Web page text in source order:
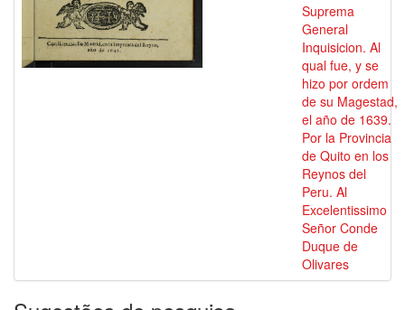
Suprema
General
Inquisicion. Al
qual fue, y se
hizo por ordem
de su Magestad,
el año de 1639.
Por la Provincia
de Quito en los
Reynos del
Peru. Al
Excelentissimo
Señor Conde
Duque de
Olivares